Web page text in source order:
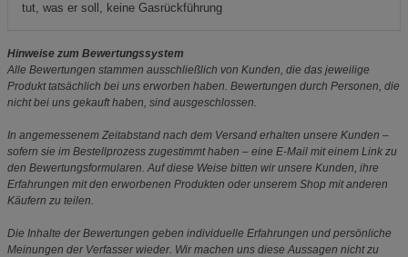
tut, was er soll, keine Gasrückführung
Hinweise zum Bewertungssystem
Alle Bewertungen stammen ausschließlich von Kunden, die das jeweilige
Produkt tatsächlich bei uns erworben haben. Bewertungen durch Personen, die
nicht bei uns gekauft haben, sind ausgeschlossen.
In angemessenem Zeitabstand nach dem Versand erhalten unsere Kunden –
sofern sie im Bestellprozess zugestimmt haben – eine E-Mail mit einem Link zu
den Bewertungsformularen. Auf diese Weise bitten wir unsere Kunden, ihre
Erfahrungen mit den erworbenen Produkten oder unserem Shop mit anderen
Käufern zu teilen.
Die Inhalte der Bewertungen geben individuelle Erfahrungen und persönliche
Meinungen der Verfasser wieder. Wir machen uns diese Aussagen nicht zu